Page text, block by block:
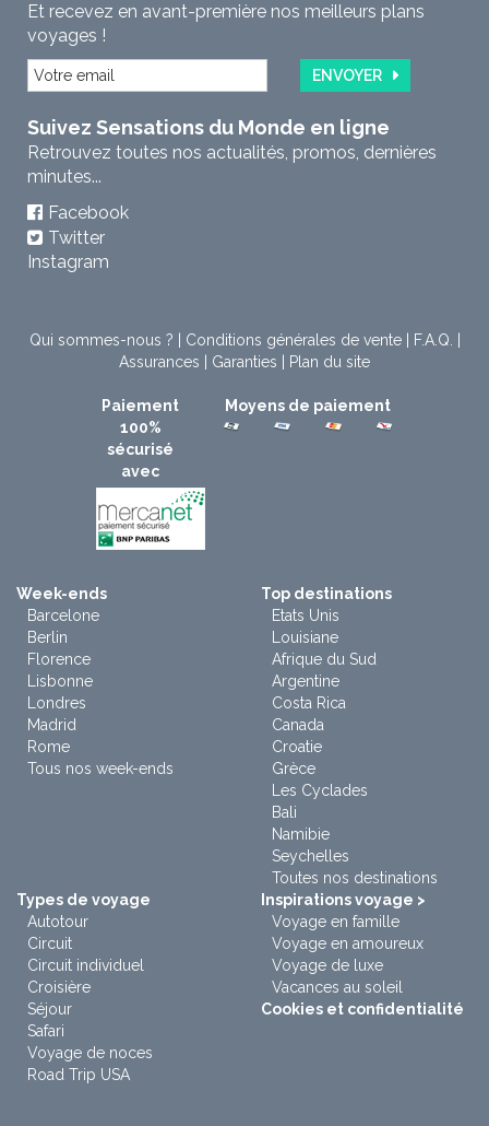
Et recevez en avant-première nos meilleurs plans
voyages !
ENVOYER
Suivez Sensations du Monde en ligne
Retrouvez toutes nos actualités, promos, dernières
minutes...
Facebook
Twitter
Instagram
Qui sommes-nous ? Conditions générales de vente| F.A.Q.
Assurances
Garanties Plan du site
Paiement
100%
sécurisé
avec
Moyens de paiement
Week-ends
Barcelone
Berlin
Florence
Lisbonne
Londres
Madrid
Rome
Tous nos week-ends
Top destinations
Etats Unis
Louisiane
Afrique du Sud
Argentine
Costa Rica
Canada
Croatie
Grèce
Les Cyclades
Bali
Namibie
Seychelles
Toutes nos destinations
Types de voyage
Autotour
Circuit
Circuit individuel
Croisière
Séjour
Safari
Voyage de noces
Road Trip USA
Inspirations voyage >
Voyage en famille
Voyage en amoureux
Voyage de luxe
Vacances au soleil
Cookies et confidentialité